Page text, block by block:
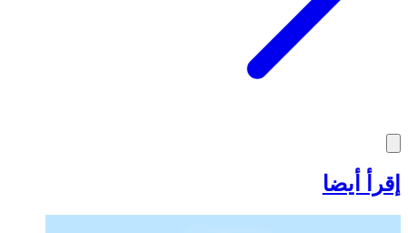
إقرأ أيضا